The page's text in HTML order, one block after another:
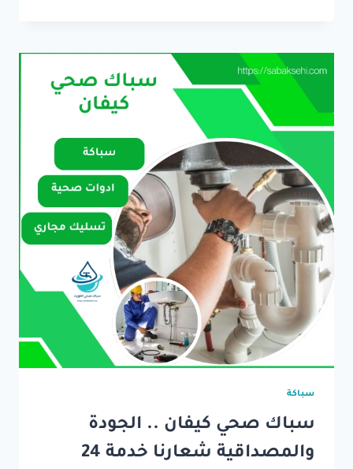
سباكة
سباك صحي كيفان .. الجودة
والمصداقية شعارنا خدمة 24